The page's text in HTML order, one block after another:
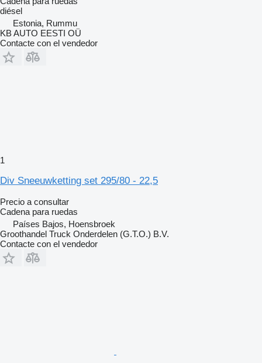
diésel
Estonia, Rummu
KB AUTO EESTI OÜ
Contacte con el vendedor
1
Div Sneeuwketting set 295/80 - 22,5
Precio a consultar
Cadena para ruedas
Países Bajos, Hoensbroek
Groothandel Truck Onderdelen (G.T.O.) B.V.
Contacte con el vendedor